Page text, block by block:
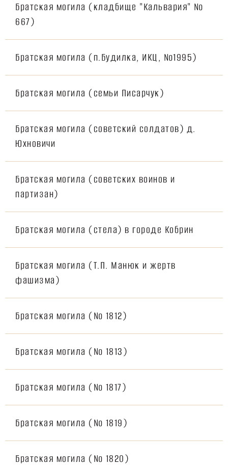
Братская могила (кладбище "Кальвария" №
667)
Братская могила (п.Будилка, ИКЦ, №1995)
Братская могила (семьи Писарчук)
Братская могила (советский солдатов) д.
Юхновичи
Братская могила (советских воинов и
партизан)
Братская могила (стела) в городе Кобрин
Братская могила (Т.П. Манюк и жертв
фашизма)
Братская могила (№ 1812)
Братская могила (№ 1813)
Братская могила (№ 1817)
Братская могила (№ 1819)
Братская могила (№ 1820)